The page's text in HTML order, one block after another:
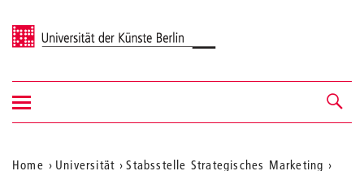
Universität der Künste Berlin
Navigation &
Suche
Navigation
ein-/ausblenden
Home Universität
Stabsstelle Strategisches Marketing